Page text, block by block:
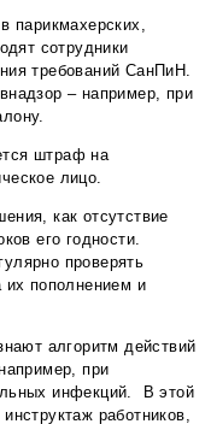
парикмахерских,
сотрудники
требований СанПиН.
– например, при
штраф на
лицо.
как отсутствие
его годности.
проверять
их пополнением и
алгоритм действий
при
инфекций. В этой
работников,